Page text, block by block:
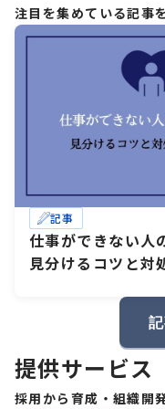
注目を集めている記事
記事
仕事ができない人
見分けるコツと対
提供サービス
採用から育成・組織開